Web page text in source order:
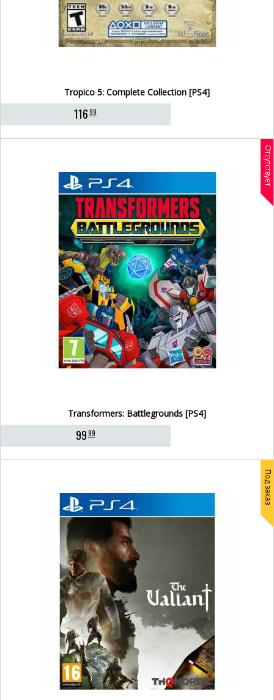
Tropico 5: Complete Collection [PS4]
11699
Отсутствует
Transformers: Battlegrounds [PS4]
9999
Под заказ